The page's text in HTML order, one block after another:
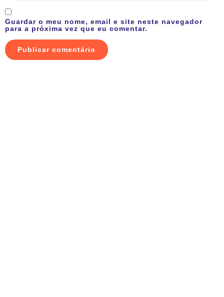
Guardar o meu nome, email e site neste navegador
para a próxima vez que eu comentar.